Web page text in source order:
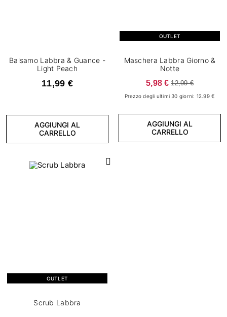
Balsamo Labbra & Guance -
Light Peach
11,99 €
AGGIUNGI AL
CARRELLO
OUTLET
Maschera Labbra Giorno &
Notte
5,98 € 12,99 €
Prezzo degli ultimi 30 giorni: 12.99 €
AGGIUNGI AL
CARRELLO
OUTLET
Scrub Labbra